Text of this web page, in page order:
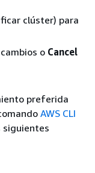
clúster) para
o Cancel
preferida
AWS CLI
siguientes